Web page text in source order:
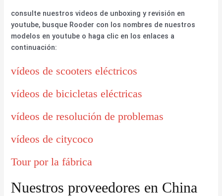
consulte nuestros videos de unboxing y revisión en
youtube, busque Rooder con los nombres de nuestros
modelos en youtube o haga clic en los enlaces a
continuación:
vídeos de scooters eléctricos
vídeos de bicicletas eléctricas
vídeos de resolución de problemas
vídeos de citycoco
Tour por la fábrica
Nuestros proveedores en China